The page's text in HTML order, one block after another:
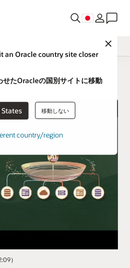
Close
an Oracle country site closer
せたOracleの国別サイトに移動
States 移動しない
country/region
）